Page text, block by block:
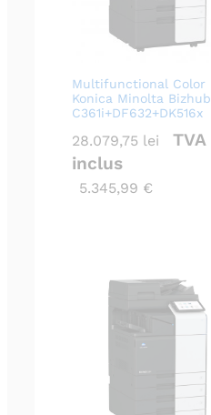
Multifunctional Color
Konica Minolta Bizhub
C361i+DF632+DK516x
28.079,75 lei
TVA
inclus
5.345,99 €